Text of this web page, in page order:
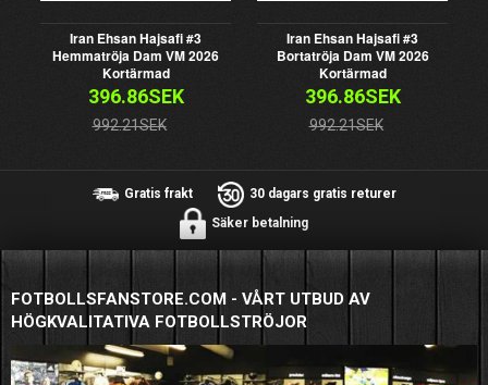
Iran Ehsan Hajsafi #3
Hemmatröja Dam VM 2026
Kortärmad
396.86SEK
992.21SEK
Iran Ehsan Hajsafi #3
Bortatröja Dam VM 2026
Kortärmad
396.86SEK
992.21SEK
Gratis frakt
30 dagars gratis returer
Säker betalning
FOTBOLLSFANSTORE.COM - VÅRT UTBUD AV
HÖGKVALITATIVA FOTBOLLSTRÖJOR